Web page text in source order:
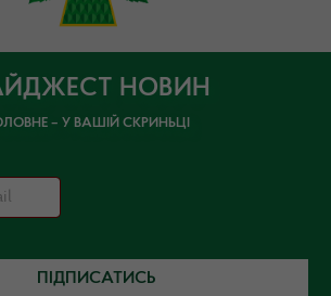
НОВИН
– У ВАШІЙ СКРИНЬЦІ
ПІДПИСАТИСЬ